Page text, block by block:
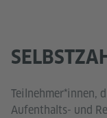
Teilnehmer*innen,
Aufenthalts- und